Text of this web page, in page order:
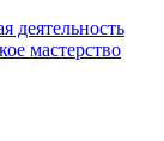
деятельность
мастерство